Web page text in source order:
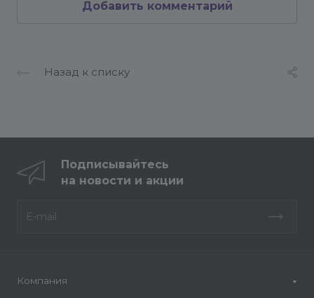
Добавить комментарий
Назад к списку
Подписывайтесь
на новости и акции
Компания